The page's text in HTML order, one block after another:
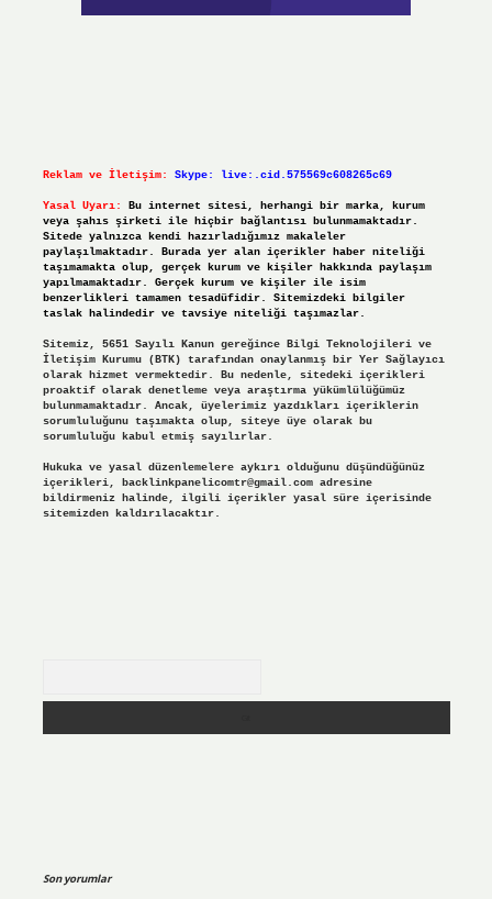
Reklam ve İletişim: Skype: live:.cid.575569c608265c69
Yasal Uyarı:
Bu internet sitesi, herhangi bir marka, kurum
veya şahıs şirketi ile hiçbir bağlantısı bulunmamaktadır.
Sitede yalnızca kendi hazırladığımız makaleler
paylaşılmaktadır. Burada yer alan içerikler haber niteliği
taşımamakta olup, gerçek kurum ve kişiler hakkında paylaşım
yapılmamaktadır. Gerçek kurum ve kişiler ile isim
benzerlikleri tamamen tesadüfidir. Sitemizdeki bilgiler
taslak halindedir ve tavsiye niteliği taşımazlar.
Sitemiz, 5651 Sayılı Kanun gereğince Bilgi Teknolojileri ve
İletişim Kurumu (BTK) tarafından onaylanmış bir Yer Sağlayıcı
olarak hizmet vermektedir. Bu nedenle, sitedeki içerikleri
proaktif olarak denetleme veya araştırma yükümlülüğümüz
bulunmamaktadır. Ancak, üyelerimiz yazdıkları içeriklerin
sorumluluğunu taşımakta olup, siteye üye olarak bu
sorumluluğu kabul etmiş sayılırlar.
Hukuka ve yasal düzenlemelere aykırı olduğunu düşündüğünüz
içerikleri, backlinkpanelicomtr@gmail.comadresine
bildirmeniz halinde, ilgili içerikler yasal süre içerisinde
sitemizden kaldırılacaktır.
Son yorumlar